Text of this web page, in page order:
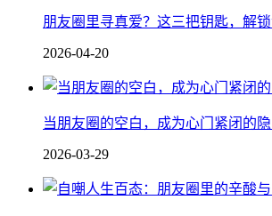
朋友圈里寻真爱？这三把钥匙，解锁
2026-04-20
当朋友圈的空白，成为心门紧闭的
2026-03-29